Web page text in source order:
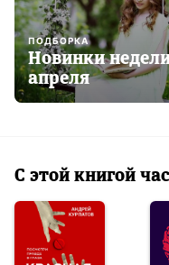
ПОДБОРКА
Новинки
апреля
С этой книгой